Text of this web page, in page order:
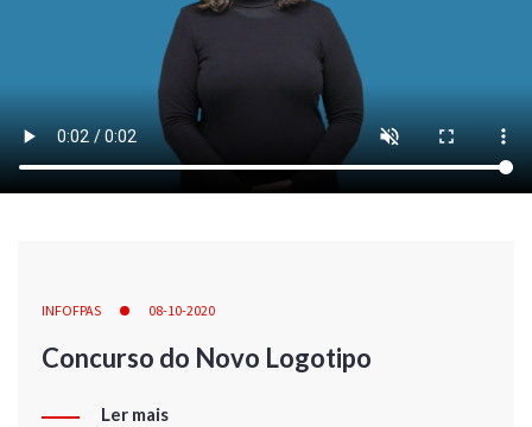
INFOFPAS 08-10-2020
Concurso do Novo Logotipo
Ler mais